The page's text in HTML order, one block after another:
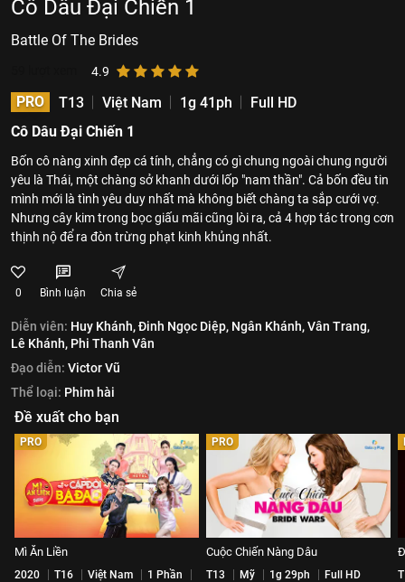
Cô Dâu Đại Chiến 1
Battle Of The Brides
4.9
PRO T13 Việt Nam 1g 41ph
Full HD
Cô Dâu Đại Chiến 1
Bốn cô nàng xinh đẹp cá tính, chẳng có gì chung ngoài chung người
yêu là Thái, một chàng sở khanh dưới lốp "nam thần". Cả bốn đều tin
mình mới là tình yêu duy nhất mà không biết chàng ta sắp cưới vợ.
Nhưng cây kim trong bọc giấu mãi cũng lòi ra, cả 4 hợp tác trong cơn
thịnh nộ để ra đòn trừng phạt kinh khủng nhất.
0 Bình luận Chia sẻ
Diễn viên: Huy Khánh,Đinh Ngọc Diệp, Ngân Khánh,Vân Trang,
Lê Khánh, Phi Thanh Vân
Đạo diễn: Victor Vũ
Thể loại: Phim hài
Đề xuất cho bạn
PRO
Mì Ăn Liền
2020 T16 Việt Nam
1 Phần
PRO
Cuộc Chiến Nàng Dâu
T13 Mỹ 1g 29ph Full HD